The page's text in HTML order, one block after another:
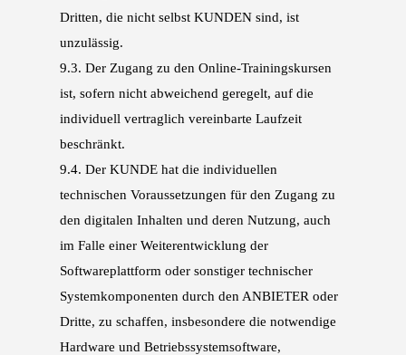
Dritten, die nicht selbst KUNDEN sind, ist
unzulässig.
9.3. Der Zugang zu den Online-Trainingskursen
ist, sofern nicht abweichend geregelt, auf die
individuell vertraglich vereinbarte Laufzeit
beschränkt.
9.4. Der KUNDE hat die individuellen
technischen Voraussetzungen für den Zugang zu
den digitalen Inhalten und deren Nutzung, auch
im Falle einer Weiterentwicklung der
Softwareplattform oder sonstiger technischer
Systemkomponenten durch den ANBIETER oder
Dritte, zu schaffen, insbesondere die notwendige
Hardware und Betriebssystemsoftware,